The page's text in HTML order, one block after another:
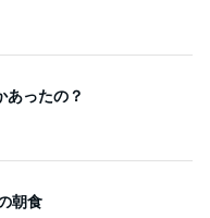
あったの？
朝食